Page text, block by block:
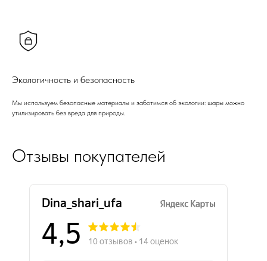
Экологичность и безопасность
Мы используем безопасные материалы и заботимся об экологии: шары можно
утилизировать без вреда для природы.
Отзывы покупателей